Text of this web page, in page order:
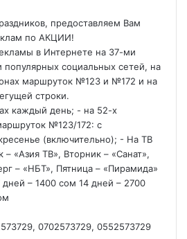
предоставляем Вам
по АКЦИИ!
в Интернете на 37-ми
популярных социальных сетей, на
маршруток №123 и №172 и на
строки.
каждый день; - на 52-х
№123/172: с
(включительно); - На ТВ
– «Азия ТВ», Вторник – «Санат»,
– «НБТ», Пятница – «Пирамида»
– 1400 сом 14 дней – 2700
0702573729, 0552573729